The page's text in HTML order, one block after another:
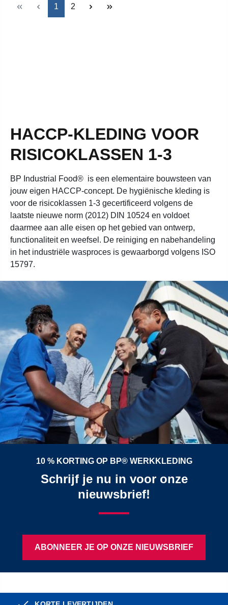
Pagina
1 Pagina
2
HACCP-KLEDING VOOR
RISICOKLASSEN 1-3
BP Industrial Food® is een elementaire bouwsteen van
jouw eigen HACCP-concept. De hygiënische kleding is
voor de risicoklassen 1-3 gecertificeerd volgens de
laatste nieuwe norm (2012) DIN 10524 en voldoet
daarmee aan alle eisen op hetgebied van ontwerp,
functionaliteit en weefsel. De reiniging en nabehandeling
in het industriële wasproces is gewaarborgd volgens ISO
15797.
10 % KORTING OP BP® WERKKLEDING
Schrijf je nu in voor onze
nieuwsbrief!
ABONNEER JE OP ONZE NIEUWSBRIEF